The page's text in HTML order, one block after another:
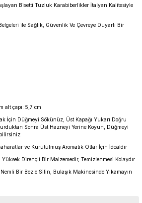
Bisetti Tuzluk Karabiberlikler İtalyan Kalitesiyle
ile Sağlık, Güvenlik Ve Çevreye Duyarlı Bir
alt çapı: 5,7 cm
İçin Düğmeyi Sökünüz, Üst Kapağı Yukarı Doğru
Sonra Üst Hazneyi Yerine Koyun, Düğmeyi
ve Kurutulmuş Aromatik Otlar İçin İdealdir
Yüksek Dirençli Bir Malzemedir, Temizlenmesi Kolaydır
Bir Bezle Silin, Bulaşık Makinesinde Yıkamayın